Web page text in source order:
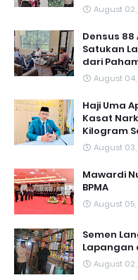
August
Densus 88
Satukan
dari
August
Haji Uma
Kasat
Kilogram
August
Mawardi
BPMA
August
Semen
Lapangan
August